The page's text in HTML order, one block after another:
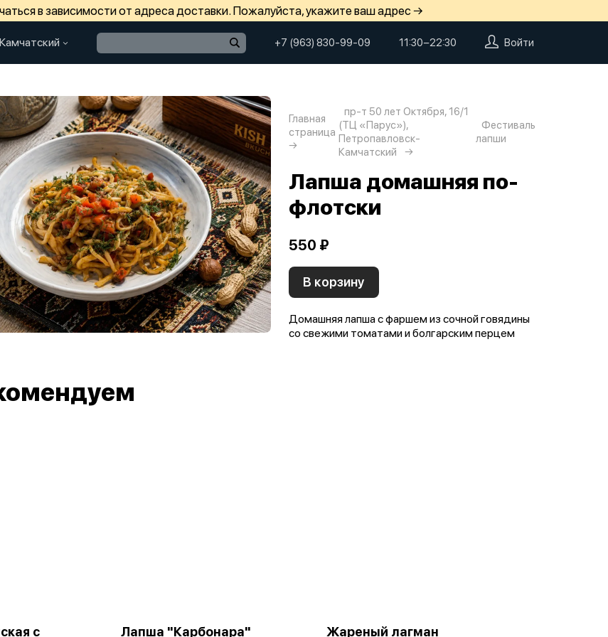
в зависимости от адреса доставки. Пожалуйста, укажите ваш адрес →
+7 (963) 830-99-09 11:30−22:30 Войти
Главная
страница
пр-т 50 лет Октября, 16/1
(ТЦ «Парус»),
Петропавловск-
Камчатский
Фестиваль
лапши
Лапша домашняя по-
флотски
550 ₽
В корзину
Домашняя лапша с фаршем из сочной говядины
со свежими томатами и болгарским перцем
с Лапша "Карбонара" Жареный лагман